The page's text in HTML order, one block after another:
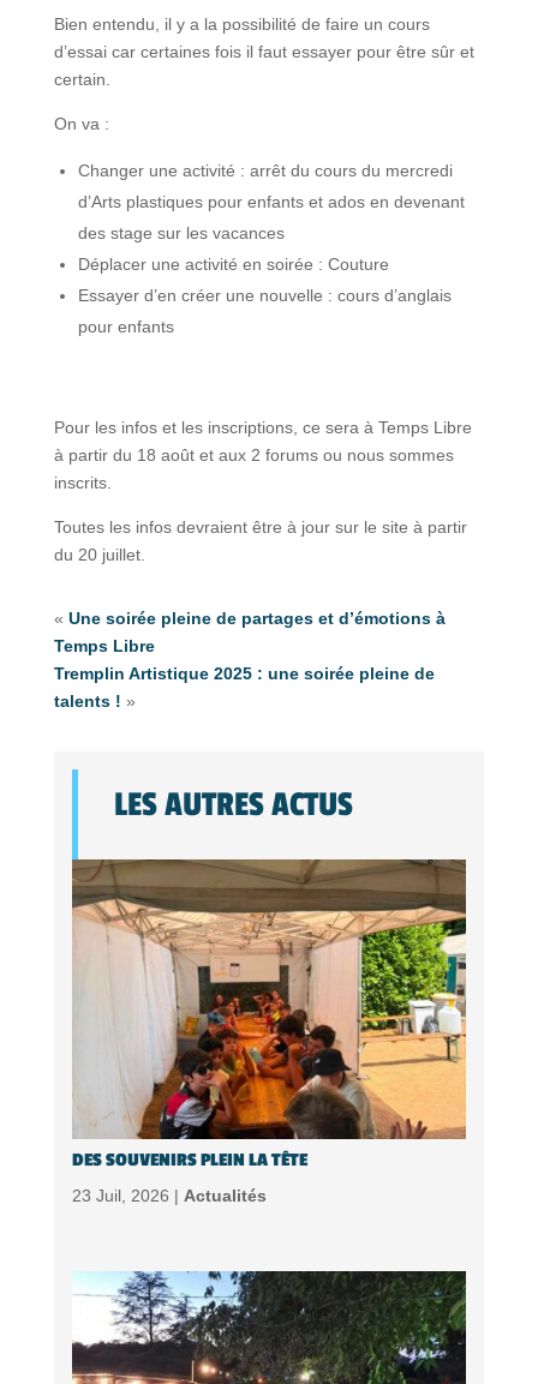
Bien entendu, il y a la possibilité de faire un cours
d’essai car certaines fois il faut essayer pour être sûr et
certain.
On va :
Changer une activité : arrêt du cours du mercredi
d’Arts plastiques pour enfants et ados en devenant
des stage sur les vacances
Déplacer une activité en soirée : Couture
Essayer d’en créer une nouvelle : cours d’anglais
pour enfants
Pour les infos et les inscriptions, ce sera à Temps Libre
à partir du 18 août et aux 2 forums ou nous sommes
inscrits.
Toutes les infos devraient être à jour sur le site à partir
du 20 juillet.
« Une soirée pleine de partages et d’émotions à
Temps Libre
Tremplin Artistique 2025 : une soirée pleine de
talents ! »
LES AUTRES ACTUS
DES SOUVENIRS PLEIN LA TÊTE
23 Juil, 2026 | Actualités